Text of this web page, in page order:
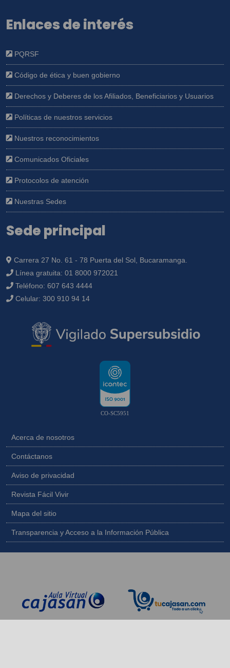
Enlaces de interés
PQRSF
Código de ética y buen gobierno
Derechos y Deberes de los Afiliados, Beneficiarios y Usuarios
Políticas de nuestros servicios
Nuestros reconocimientos
Comunicados Oficiales
Protocolos de atención
Nuestras Sedes
Sede principal
Carrera 27 No. 61 - 78 Puerta del Sol, Bucaramanga.
Línea gratuita: 01 8000 972021
Teléfono: 607 643 4444
Celular: 300 910 94 14
CO-SC5951
Acerca de nosotros
Contáctanos
Aviso de privacidad
Revista Fácil Vivir
Mapa del sitio
Transparencia y Acceso a la Información Pública